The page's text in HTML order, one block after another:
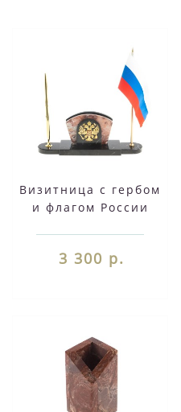
Визитница с гербом
и флагом России
3 300 р.